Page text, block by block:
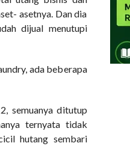
asetnya. Dan dia
dijual menutupi
ada beberapa
semuanya ditutup
ternyata tidak
hutang sembari